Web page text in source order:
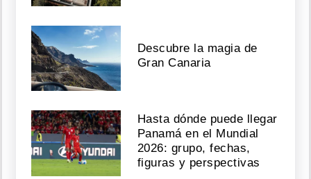
Descubre la magia de
Gran Canaria
Hasta dónde puede llegar
Panamá en el Mundial
2026: grupo, fechas,
figuras y perspectivas